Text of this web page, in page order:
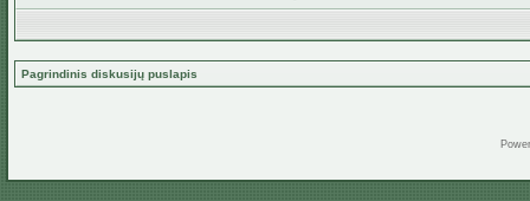
Pagrindinis diskusijų puslapis